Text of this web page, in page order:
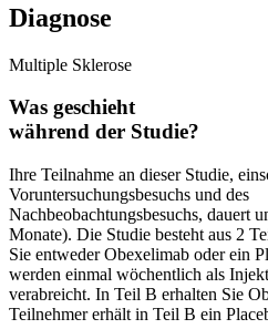
Diagnose
Multiple Sklerose
Was geschieht
während der Studie?
Ihre Teilnahme an dieser Studie,
Voruntersuchungsbesuchs und des
Nachbeobachtungsbesuchs, dauert
Monate). Die Studie besteht aus 2
Sie entweder Obexelimab oder ein
werden einmal wöchentlich als
verabreicht. In Teil B erhalten Sie
Teilnehmer erhält in Teil B ein